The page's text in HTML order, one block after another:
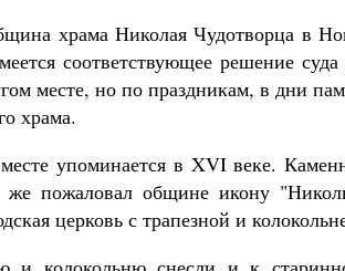
храма Николая Чудотворца в
соответствующее решение
месте, но по праздникам, в дни
храма.
упоминается в XVI веке.
же пожаловал общине икону
церковь с трапезной и
Великомученик Георгий Победоносец.
святого